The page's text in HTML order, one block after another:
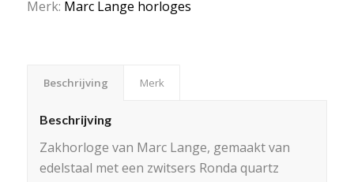
Merk: Marc Lange horloges
Beschrijving Merk
Beschrijving
Zakhorloge van Marc Lange, gemaakt van
edelstaal met een zwitsers Ronda quartz